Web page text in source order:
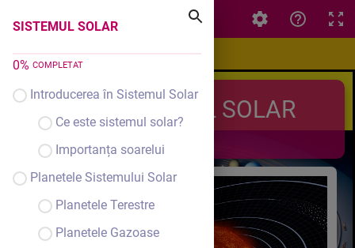
SISTEMUL SOLAR
0% COMPLETAT
Introducerea în Sistemul Solar
Ce este sistemul solar?
Importanța soarelui
Planetele Sistemului Solar
Planetele Terestre
Planetele Gazoase
SISTEMUL SOLAR
SISTEMUL SOLAR